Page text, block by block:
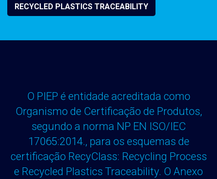
RECYCLED PLASTICS TRACEABILITY
O PIEP é entidade acreditada como
Organismo de Certificação de Produtos,
segundo a norma NP EN ISO/IEC
17065:2014., para os esquemas de
certificação RecyClass: Recycling Process
e Recycled Plastics Traceability. O Anexo